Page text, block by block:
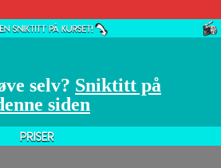
selv? Sniktitt på
siden